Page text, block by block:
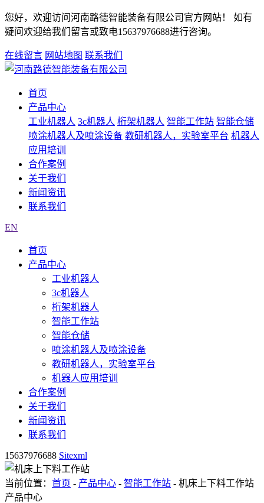
您好，欢迎访问河南路德智能装备有限公司官方网站！ 如有
疑问欢迎给我们留言或致电15637976688进行咨询。
在线留言 网站地图 联系我们
首页
产品中心
工业机器人 3c机器人 桁架机器人 智能工作站 智能仓储
喷涂机器人及喷涂设备 教研机器人，实验室平台 机器人
应用培训
合作案例
关于我们
新闻资讯
联系我们
EN
首页
产品中心
工业机器人
3c机器人
桁架机器人
智能工作站
智能仓储
喷涂机器人及喷涂设备
教研机器人，实验室平台
机器人应用培训
合作案例
关于我们
新闻资讯
联系我们
15637976688 Sitexml
当前位置： 首页 - 产品中心 - 智能工作站 - 机床上下料工作站
产品中心